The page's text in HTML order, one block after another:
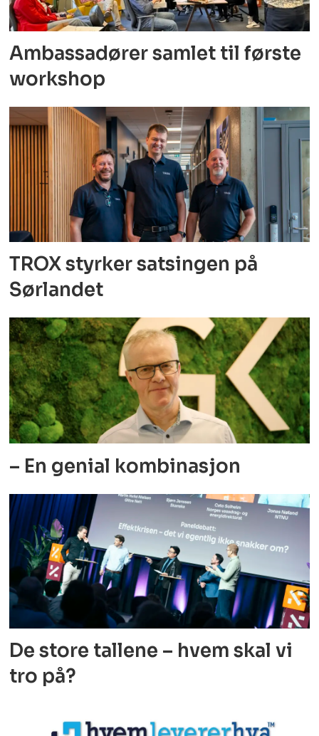
Ambassadører samlet til første
workshop
TROX styrker satsingen på
Sørlandet
– En genial kombinasjon
De store tallene – hvem skal vi
tro på?